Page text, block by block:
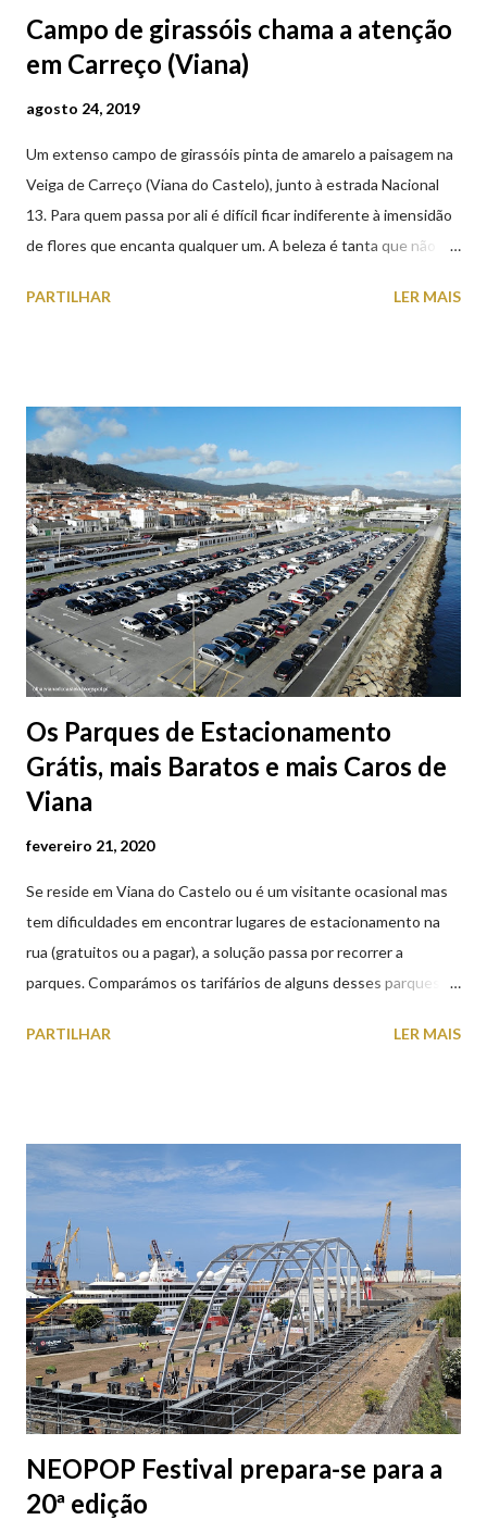
Campo de girassóis chama a atenção
em Carreço (Viana)
agosto 24, 2019
Um extenso campo de girassóis pinta de amarelo a paisagem na
Veiga de Carreço (Viana do Castelo), junto à estrada Nacional
13. Para quem passa por ali é difícil ficar indiferente à imensidão
de flores que encanta qualquer um. A beleza é tanta que não
aproveite a paisagem como cenário para tirar algumas
PARTILHAR LER MAIS
Os Parques de Estacionamento
Grátis, mais Baratos e mais Caros de
Viana
fevereiro 21, 2020
Se reside em Viana do Castelo ou é um visitante ocasional mas
tem dificuldades em encontrar lugares de estacionamento na
rua (gratuitos ou a pagar), a solução passa por recorrer a
parques. Comparámos os tarifários de alguns desses parques de
subterrâneos) perto do centro da cidade (entenda-se por
subterrâneos. O Parque da Estação Viana Shopping é grátis de
2ª a 5ª feira a partir das 20:00 (DIAS ÚTEIS)
PARTILHAR LER MAIS
NEOPOP Festival prepara-se para a
20ª edição